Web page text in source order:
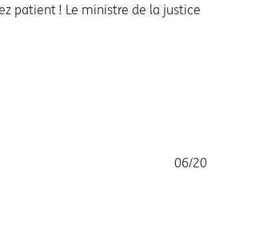
patient ! Le ministre de la justice
06/20